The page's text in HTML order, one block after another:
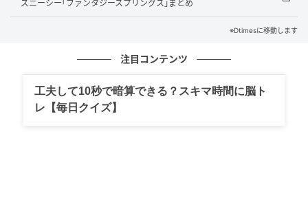
ら、施術ベッド数を増やして予約が取りやすい環境に
移転先は大阪市北区天神橋1丁目のイサムビル1Fです。
地下鉄南森町駅とJR大阪天満宮駅の2路線2駅が徒歩3
分圏内に位置し、仕事帰りや週末の外出先からも気軽
ズニーシー｢ファンタジースプリングス｣まとめ
※Dtimesに移動します
注目コンテンツ
工夫して10秒で暗算できる？スキマ時間に脳ト
レ【毎日クイズ】